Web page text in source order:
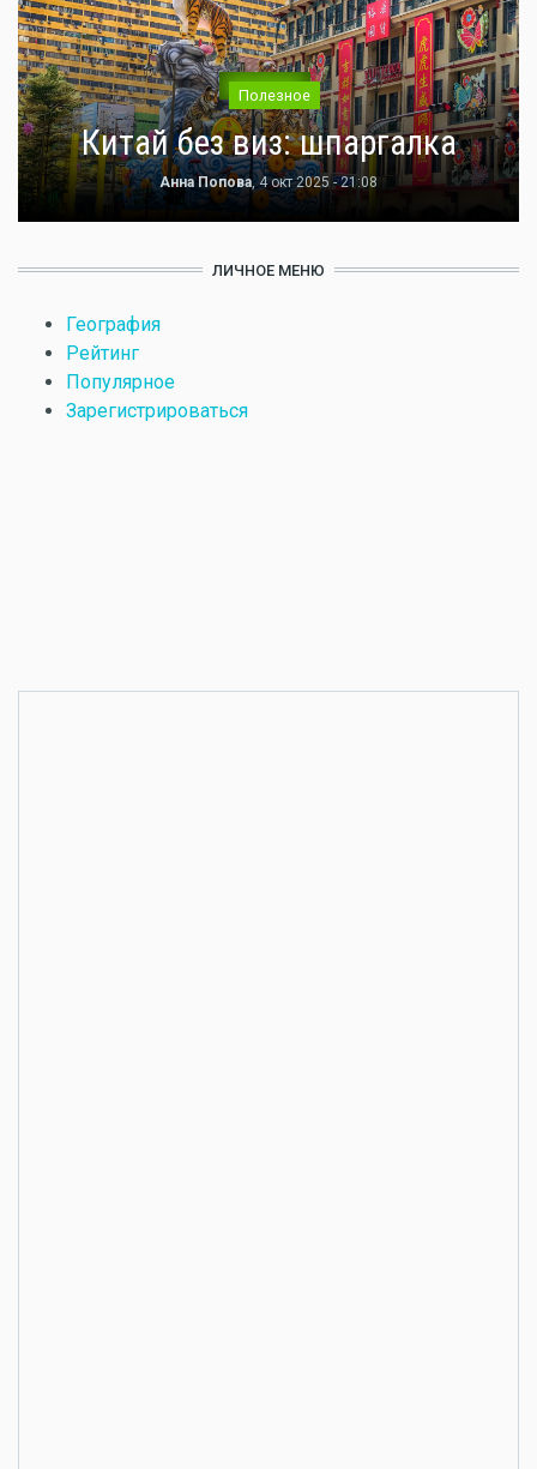
Полезное
Китай без виз: шпаргалка
Анна Попова, 4 окт 2025 - 21:08
ЛИЧНОЕ МЕНЮ
География
Рейтинг
Популярное
Зарегистрироваться